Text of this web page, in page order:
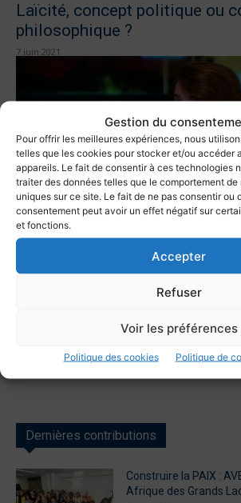
Gestion du
Pour offrir les meilleures expériences, nous
telles que les cookies pour stocker et/ou accéder
appareils. Le fait de consentir à ces technologies
traiter des données telles que le comportement de
uniques sur ce site. Le fait de ne pas consentir ou
consentement peut avoir un effet négatif sur
et fonctions.
Accepter
Refuser
Voir les préférences
Politique des cookies Politique de
Laïcité, concept politique ou
philosophique ?
7 juin 2021
Jusqu’où ira-t-on dans
signes convictionnels ?
Dernières contributions
Construire la PAIX :
Afrique des Grands